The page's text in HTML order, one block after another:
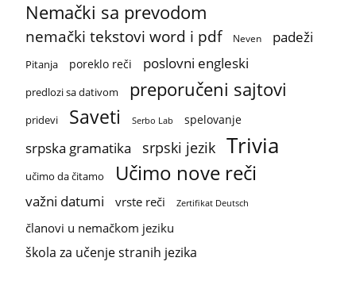
Nemački sa prevodom
nemački tekstovi word i pdf Neven padeži
Pitanja poreklo reči poslovni engleski
predlozi sa dativom preporučeni sajtovi
pridevi Saveti Serbo Lab spelovanje
srpska gramatika srpski jezik Trivia
učimo da čitamo Učimo nove reči
važni datumi vrste reči Zertifikat Deutsch
članovi u nemačkom jeziku
škola za učenje stranih jezika